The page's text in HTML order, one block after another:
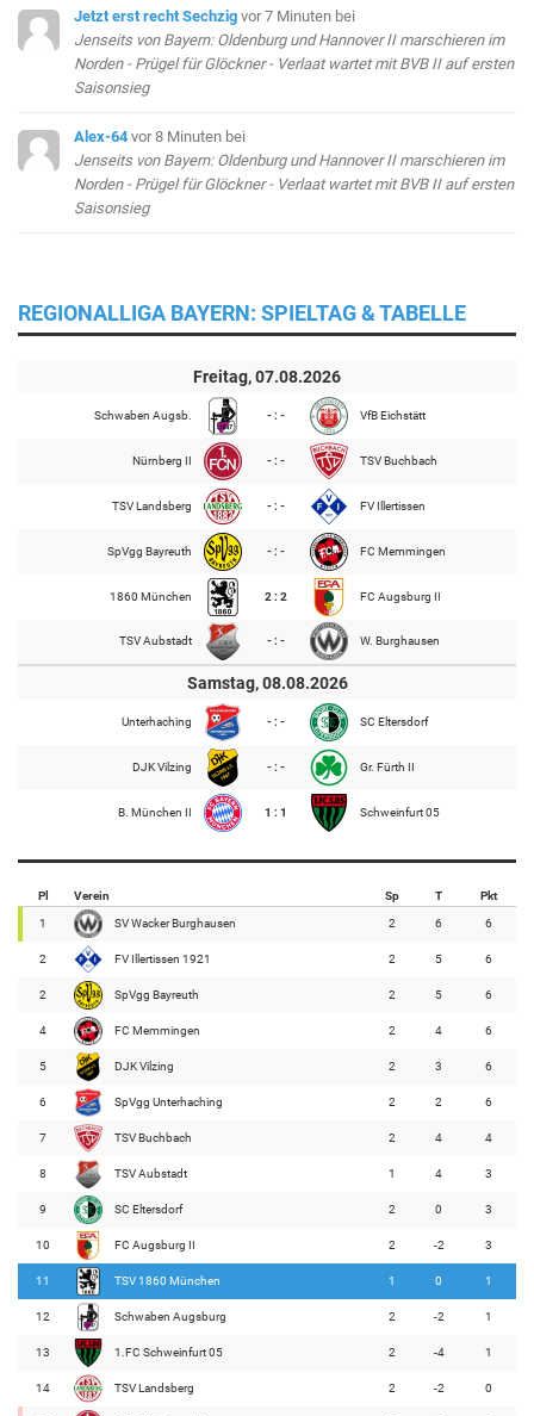
Jetzt erst recht Sechzig vor 7 Minuten bei
Jenseits von Bayern: Oldenburg und Hannover II marschieren im
Norden - Prügel für Glöckner - Verlaat wartet mit BVB II auf ersten
Saisonsieg
Alex-64 vor 8 Minuten bei
Jenseits von Bayern: Oldenburg und Hannover II marschieren im
Norden - Prügel für Glöckner - Verlaat wartet mit BVB II auf ersten
Saisonsieg
REGIONALLIGA BAYERN: SPIELTAG & TABELLE
Freitag, 07.08.2026
Schwaben Augsb. - : - VfB Eichstätt
Nürnberg II - : - TSV Buchbach
TSV Landsberg - : - FV Illertissen
SpVgg Bayreuth - : - FC Memmingen
1860 München 2 : 2 FC Augsburg II
TSV Aubstadt - : - W. Burghausen
Samstag, 08.08.2026
Unterhaching - : - SC Eltersdorf
DJK Vilzing - : - Gr. Fürth II
B. München II 1 : 1 Schweinfurt 05
Pl Verein Sp T Pkt
1 SV Wacker Burghausen 2 6 6
2 FV Illertissen 1921 2 5 6
2 SpVgg Bayreuth 2 5 6
4 FC Memmingen 2 4 6
5 DJK Vilzing 2 3 6
6 SpVgg Unterhaching 2 2 6
7 TSV Buchbach 2 4 4
8 TSV Aubstadt 1 4 3
9 SC Eltersdorf 2 0 3
10 FC Augsburg II 2 -2 3
11 TSV 1860 München 1 0 1
12 Schwaben Augsburg 2 -2 1
13 1.FC Schweinfurt 05 2 -4 1
14 TSV Landsberg 2 -2 0